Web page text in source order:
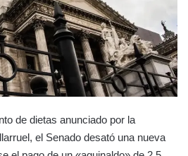
de dietas anunciado por la
el Senado desató una nueva